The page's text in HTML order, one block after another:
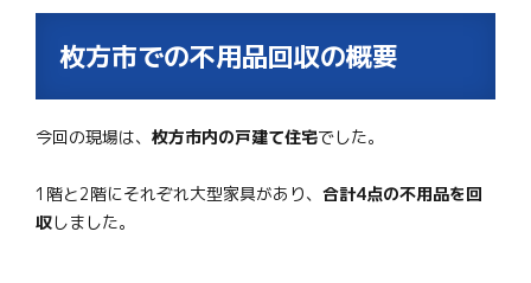
枚方市での不用品回収の概要
今回の現場は、 枚方市内の戸建て住宅でした。
1階と2階にそれぞれ大型家具があり、 合計4点の不用品を回
収しました。